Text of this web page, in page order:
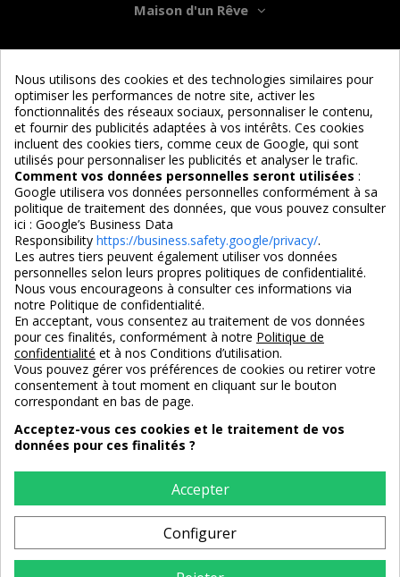
Maison d'un Rêve
Informations
Services
Nous suivre
4,7/5
3X SANS FRAIS
100% sécurisé
PAIEMENT 100% SÉCURISÉ
par CB / Amex / Virement
LIVRAISON 12/18 JOURS
depuis 2008
RETOURS
sous 14 jours
Nous utilisons des cookies et des technologies similaires pour
optimiser les performances de notre site, activer les
fonctionnalités des réseaux sociaux, personnaliser le contenu,
et fournir des publicités adaptées à vos intérêts. Ces cookies
incluent des cookies tiers, comme ceux de Google, qui sont
utilisés pour personnaliser les publicités et analyser le trafic.
Comment vos données personnelles seront utilisées :
Google utilisera vos données personnelles conformément à sa
politique de traitement des données, que vous pouvez consulter
ici : Google’s Business Data
Responsibility https://business.safety.google/privacy/.
Les autres tiers peuvent également utiliser vos données
personnelles selon leurs propres politiques de confidentialité.
Nous vous encourageons à consulter ces informations via
notre Politique de confidentialité.
En acceptant, vous consentez au traitement de vos données
pour ces finalités, conformément à notre Politique de
confidentialité et à nos Conditions d’utilisation.
Vous pouvez gérer vos préférences de cookies ou retirer votre
consentement à tout moment en cliquant sur le bouton
correspondant en bas de page.
Acceptez-vous ces cookies et le traitement de vos
données pour ces finalités ?
Accepter
Configurer